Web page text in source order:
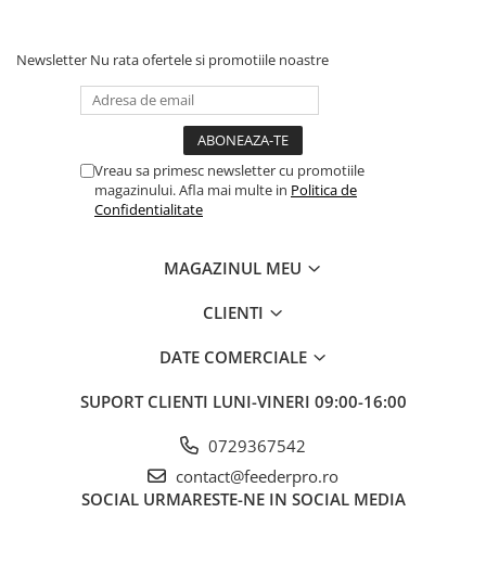
Newsletter Nu rata ofertele si promotiile noastre
Vreau sa primesc newsletter cu promotiile
magazinului. Afla mai multe in Politica de
Confidentialitate
MAGAZINUL MEU
CLIENTI
DATE COMERCIALE
SUPORT CLIENTI LUNI-VINERI 09:00-16:00
0729367542
contact@feederpro.ro
SOCIAL URMARESTE-NE IN SOCIAL MEDIA